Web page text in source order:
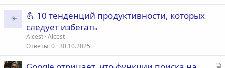
💪 10 тенденций продуктивности, которых
следует избегать
Alcest Alcest
Ответы 0 30.10.2025
С